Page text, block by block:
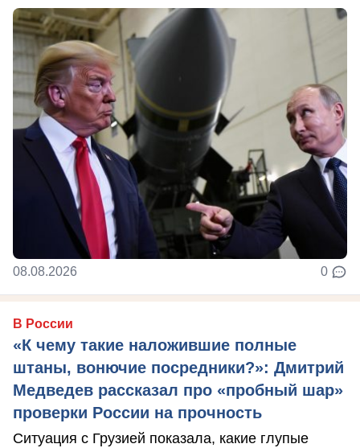
08.08.2026 0
В России
«К чему такие наложившие полные
штаны, вонючие посредники?»: Дмитрий
Медведев рассказал про «пробный шар»
проверки России на прочность
Ситуация с Грузией показала, какие глупые